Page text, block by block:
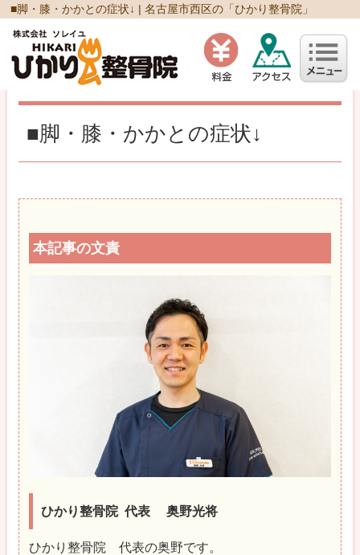
■脚・膝・かかとの症状↓ | 名古屋市西区の「ひかり整骨院」
■脚・膝・かかとの症状↓
本記事の文責
ひかり整骨院 代表 奥野光将
ひかり整骨院 代表の奥野です。